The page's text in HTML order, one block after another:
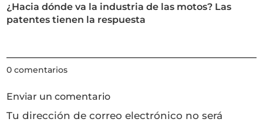
¿Hacia dónde va la industria de las motos? Las
patentes tienen la respuesta
0 comentarios
Enviar un comentario
Tu dirección de correo electrónico no será